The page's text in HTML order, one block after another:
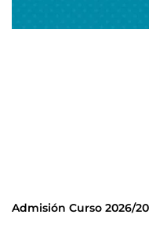
Admisión Curso 2026/